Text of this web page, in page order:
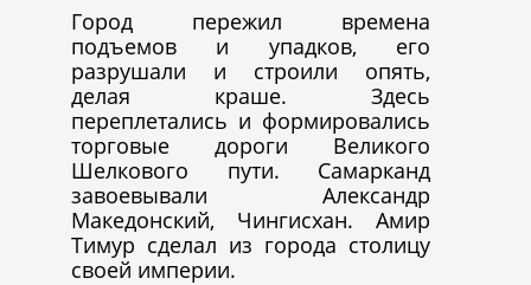
Город пережил времена
подъемов и упадков, его
разрушали и строили опять,
делая краше. Здесь
переплетались и формировались
торговые дороги Великого
Шелкового пути. Самарканд
завоевывали Александр
Македонский, Чингисхан. Амир
Тимур сделал из города столицу
своей империи.